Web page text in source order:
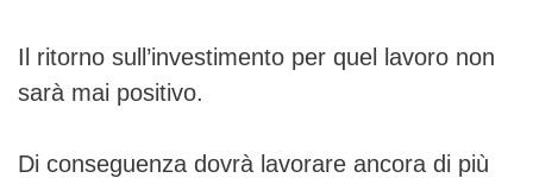
Il ritorno sull’investimento per quel lavoro non
sarà mai positivo.
Di conseguenza dovrà lavorare ancora di più